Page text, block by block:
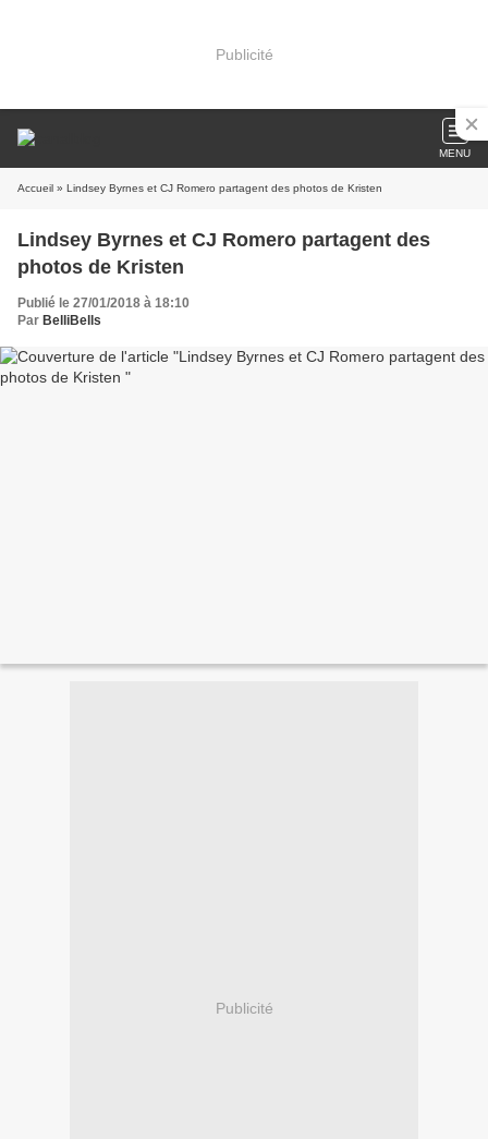
Publicité
MENU
Accueil » Lindsey Byrnes et CJ Romero partagent des photos de Kristen
Lindsey Byrnes et CJ Romero partagent des
photos de Kristen
Publié le 27/01/2018 à 18:10
Par BelliBells
Publicité